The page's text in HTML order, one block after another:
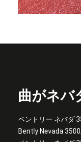
曲がネバ
ベントリー ネバダ
Bently Nevada